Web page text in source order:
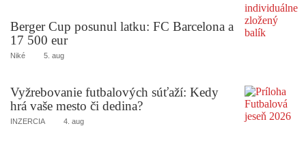
Berger Cup posunul latku: FC Barcelona a
17 500 eur
Niké 5. aug
Vyžrebovanie futbalových súťaží: Kedy
hrá vaše mesto či dedina?
INZERCIA 4. aug